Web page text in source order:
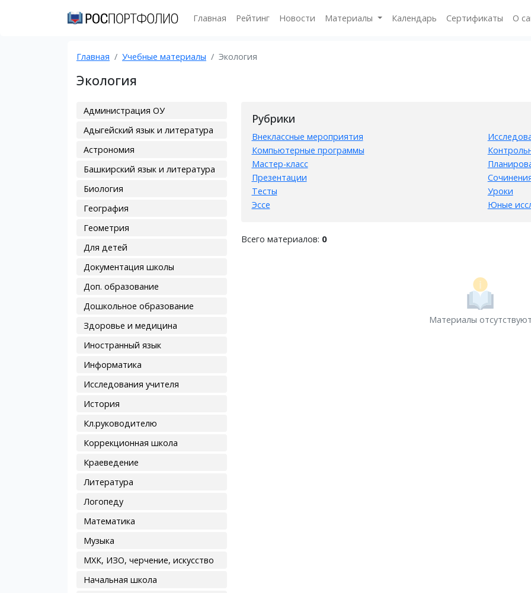
Главная Рейтинг Новости Материалы Календарь Сертификаты О
Главная Учебные материалы Экология
Экология
Администрация ОУ
Адыгейский язык и литература
Астрономия
Башкирский язык и литература
Биология
География
Геометрия
Для детей
Документация школы
Доп. образование
Дошкольное образование
Здоровье и медицина
Иностранный язык
Информатика
Исследования учителя
История
Кл.руководителю
Коррекционная школа
Краеведение
Литература
Логопеду
Математика
Музыка
МХК, ИЗО, черчение, искусство
Начальная школа
Рубрики
Внеклассные мероприятия
Компьютерные программы
Мастер-класс
Презентации
Тесты
Уроки
Эссе
Юные
Всего материалов: 0
Материалы